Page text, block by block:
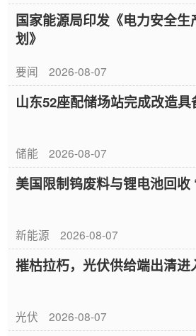
国家能源局印发《电力安全生
划》
要闻 2026-08-07
山东52座配储场站完成改造
储能 2026-08-07
美国限制钨废料与锂电池回收
新能源 2026-08-07
摧枯拉朽，光伏供给端出清进
光伏 2026-08-07